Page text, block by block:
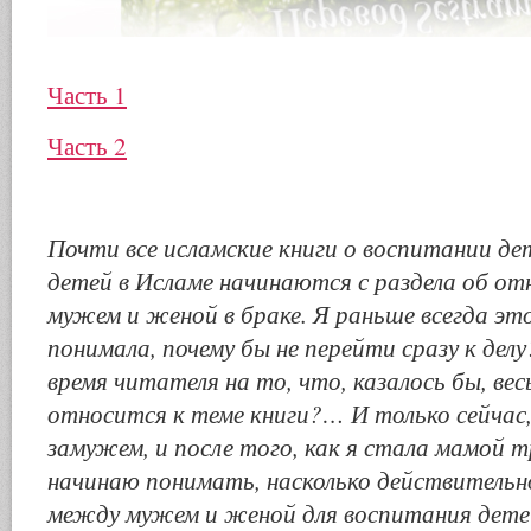
Часть 1
Часть 2
Почти все исламские книги о воспитании
детей в Исламе начинаются с раздела об
мужем и женой в браке. Я раньше всегда
понимала, почему бы не перейти сразу к
время читателя на то, что, казалось бы,
относится к теме книги?… И только
замужем, и после того, как я стала мамой
начинаю понимать, насколько
между мужем и женой для воспитания